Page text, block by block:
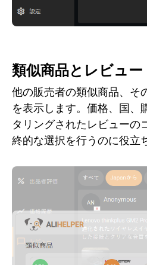
類似商品とレビュー
他の販売者の類似商品、そ
を表示します。価格、国、
タリングされたレビューの
終的な選択を行うのに役立